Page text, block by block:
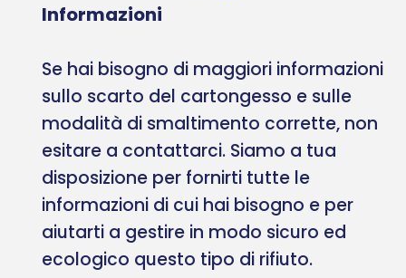
Informazioni
Se hai bisogno di maggiori informazioni
sullo scarto del cartongesso e sulle
modalità di smaltimento corrette, non
esitare a contattarci. Siamo a tua
disposizione per fornirti tutte le
informazioni di cui hai bisogno e per
aiutarti a gestire in modo sicuro ed
ecologico questo tipo di rifiuto.